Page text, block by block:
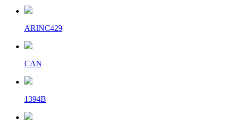
ARINC429
CAN
1394B